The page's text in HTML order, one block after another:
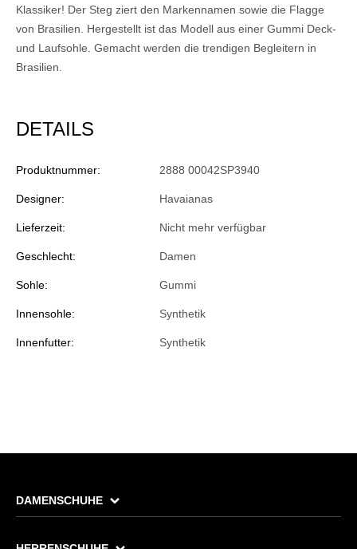
Klassiker! Der Steg ziert den Markennamen sowie die Flagge
von Brasilien. Hergestellt ist das Modell aus einer Gummi Deck-
und Laufsohle. Gemacht werden die trendigen Begleitern in
Brasilien.
DETAILS
Produktnummer: 2888 00042SP3940
Designer: Havaianas
Lieferzeit: Nicht mehr verfügbar
Geschlecht: Damen
Sohle: Gummi
Innensohle: Synthetik
Innenfutter: Synthetik
DAMENSCHUHE